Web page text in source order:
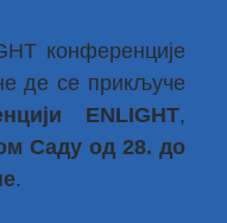
конференције
де се прикључе
ENLIGHT,
Саду од 28. до
.